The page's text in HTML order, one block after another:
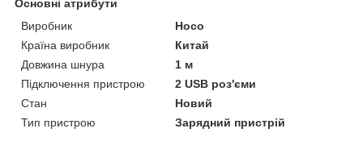
Основні атрибути
Виробник
Hoco
Країна виробник
Китай
Довжина шнура
1 м
Підключення пристрою
2 USB роз'єми
Стан
Новий
Тип пристрою
Зарядний пристрій